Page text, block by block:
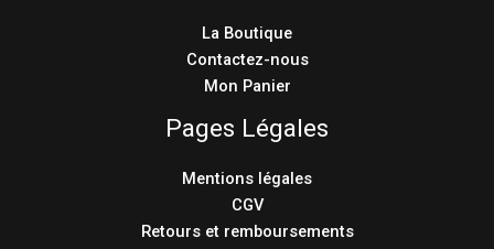
La Boutique
Contactez-nous
Mon Panier
Pages Légales
Mentions légales
CGV
Retours et remboursements